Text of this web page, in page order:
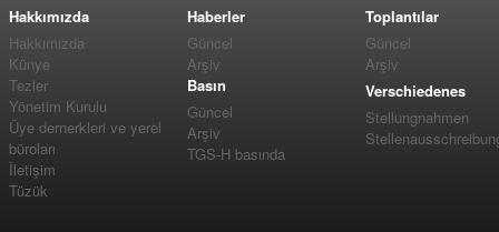
Hakkımızda
Hakkımızda
Künye
Tezler
Yönetim Kurulu
Üye dernerkleri ve yerel
büroları
İletişim
Tüzük
Haberler
Güncel
Arşiv
Basın
Güncel
Arşiv
TGS-H basında
Toplantılar
Güncel
Arşiv
Verschiedenes
Stellungnahmen